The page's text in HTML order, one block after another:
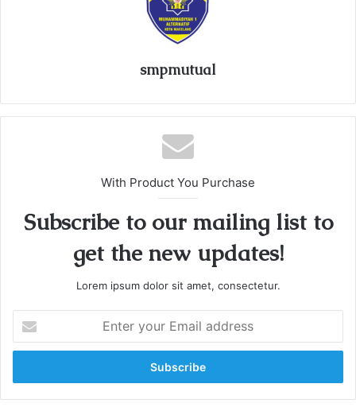
smpmutual
With Product You Purchase
Subscribe to our mailing list to
get the new updates!
Lorem ipsum dolor sit amet, consectetur.
t
r
y